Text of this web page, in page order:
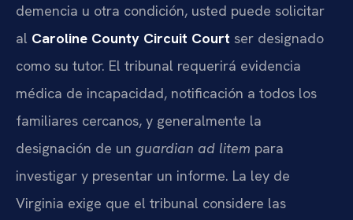
demencia u otra condición, usted puede solicitar
al Caroline County Circuit Court ser designado
como su tutor. El tribunal requerirá evidencia
médica de incapacidad, notificación a todos los
familiares cercanos, y generalmente la
designación de un guardian ad litem para
investigar y presentar un informe. La ley de
Virginia exige que el tribunal considere las